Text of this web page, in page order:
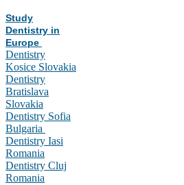
Study
Dentistry in
Europe
Dentistry
Kosice Slovakia
Dentistry
Bratislava
Slovakia
Dentistry Sofia
Bulgaria
Dentistry Iasi
Romania
Dentistry Cluj
Romania